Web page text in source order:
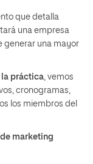
que detalla
una empresa
generar una mayor
práctica , vemos
cronogramas,
los miembros del
marketing